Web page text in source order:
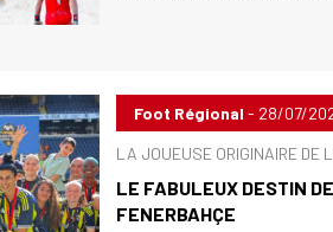
Foot Régional - 28/07/
LA JOUEUSE ORIGINAIRE DE
LE FABULEUX DESTIN
FENERBAHÇE